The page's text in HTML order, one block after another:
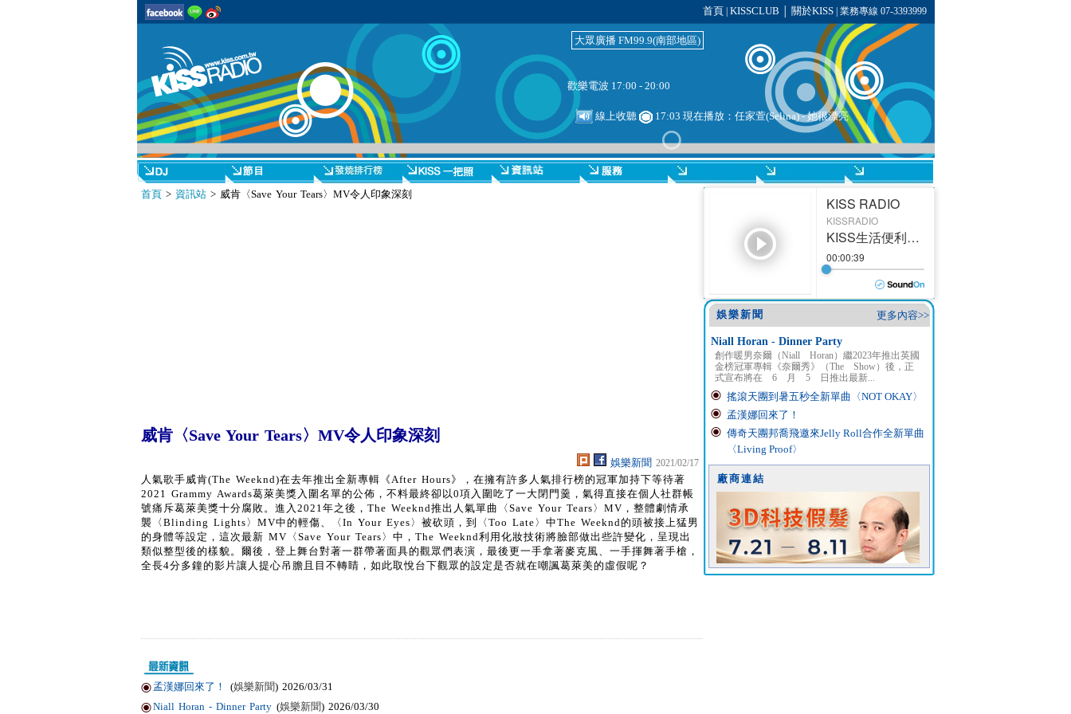
首頁 KISSCLUB 關於KISS| 業務專線 07-3393999
大眾廣播 FM99.9(南部地區)
歡樂電波 17:00 - 20:00
線上收聽 17:03 現在播放：任家萱(Selina) - 她很漂亮
首頁> 資訊站> 威肯〈Save Your Tears〉MV令人印象深刻
威肯〈Save Your Tears〉MV令人印象深刻
娛樂新聞 2021/02/17
人氣歌手威肯(The Weeknd)在去年推出全新專輯《After Hours》，在擁有許多人氣排行榜的冠軍加持下等待著
2021 Grammy Awards葛萊美獎入圍名單的公佈，不料最終卻以0項入圍吃了一大閉門羹，氣得直接在個人社群帳
號痛斥葛萊美獎十分腐敗。進入2021年之後，The Weeknd推出人氣單曲〈Save Your Tears〉MV，整體劇情承
襲〈Blinding Lights〉MV中的輕傷、〈In Your Eyes〉被砍頭，到〈Too Late〉中The Weeknd的頭被接上猛男
的身體等設定，這次最新 MV〈Save Your Tears〉中，The Weeknd利用化妝技術將臉部做出些許變化，呈現出
類似整型後的樣貌。爾後，登上舞台對著一群帶著面具的觀眾們表演，最後更一手拿著麥克風、一手揮舞著手槍，
全長4分多鐘的影片讓人提心吊膽且目不轉睛，如此取悅台下觀眾的設定是否就在嘲諷葛萊美的虛假呢？
孟漢娜回來了！ (娛樂新聞) 2026/03/31
Niall Horan - Dinner Party (娛樂新聞) 2026/03/30
更多內容>>
娛樂新聞
Niall Horan - Dinner Party
創作暖男奈爾（Niall Horan）繼2023年推出英國
金榜冠軍專輯《奈爾秀》（The Show）後，正
式宣布將在 6 月 5 日推出最新...
搖滾天團到暑五秒全新單曲〈NOT OKAY〉
孟漢娜回來了！
傳奇天團邦喬飛邀來Jelly Roll合作全新單曲
〈Living Proof〉
廠商連結